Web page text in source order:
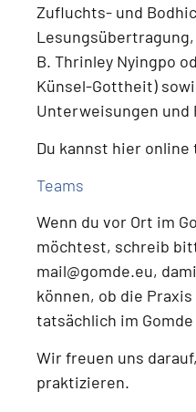
Zufluchts- und
B. Thrinley Nyingpo
Künsel-Gottheit)
Unterweisungen und
Du kannst hier
Teams
Wenn du vor Ort im
möchtest, schreib
mail@gomde.eu,
können, ob die
tatsächlich im
Wir freuen uns
praktizieren.